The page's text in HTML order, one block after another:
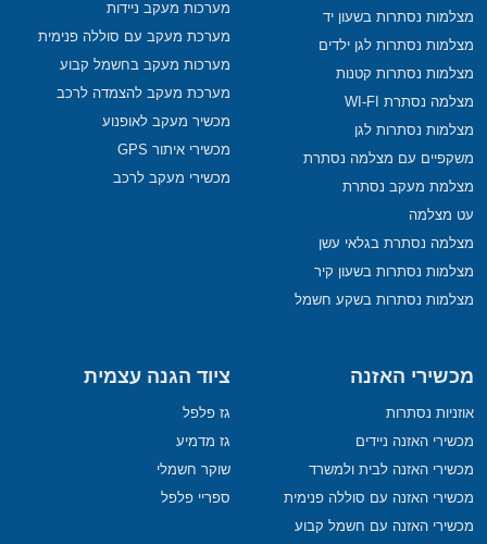
מצלמות נסתרות בשעון יד
מצלמות נסתרות לגן ילדים
מצלמות נסתרות קטנות
מצלמה נסתרת WI-FI
מצלמות נסתרות לגן
משקפיים עם מצלמה נסתרת
מצלמת מעקב נסתרת
עט מצלמה
מצלמה נסתרת בגלאי עשן
מצלמות נסתרות בשעון קיר
מצלמות נסתרות בשקע חשמל
מערכות מעקב ניידות
מערכת מעקב עם סוללה פנימית
מערכות מעקב בחשמל קבוע
מערכת מעקב להצמדה לרכב
מכשיר מעקב לאופנוע
מכשירי איתור GPS
מכשירי מעקב לרכב
מכשירי האזנה
אוזניות נסתרות
מכשירי האזנה ניידים
מכשירי האזנה לבית ולמשרד
מכשירי האזנה עם סוללה פנימית
מכשירי האזנה עם חשמל קבוע
ציוד הגנה עצמית
גז פלפל
גז מדמיע
שוקר חשמלי
ספריי פלפל